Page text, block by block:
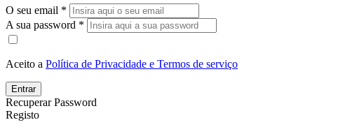
O seu email *
A sua password *
Aceito a Política de Privacidade e Termos de serviço
Entrar
Recuperar Password
Registo